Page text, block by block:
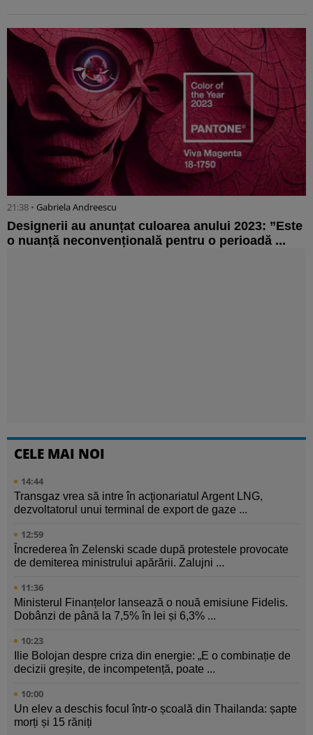
21:38 • Gabriela Andreescu
Designerii au anunțat culoarea anului 2023: ”Este
o nuanță neconvențională pentru o perioadă ...
CELE MAI NOI
14:44
Transgaz vrea să intre în acţionariatul Argent LNG,
dezvoltatorul unui terminal de export de gaze ...
12:59
Încrederea în Zelenski scade după protestele provocate
de demiterea ministrului apărării. Zalujni ...
11:36
Ministerul Finanțelor lansează o nouă emisiune Fidelis.
Dobânzi de până la 7,5% în lei și 6,3% ...
10:23
Ilie Bolojan despre criza din energie: „E o combinație de
decizii greșite, de incompetență, poate ...
10:00
Un elev a deschis focul într-o școală din Thailanda: șapte
morți și 15 răniți